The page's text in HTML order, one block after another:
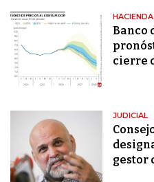
HACIENDA
Banco
cierre
JUDICIAL
gestor